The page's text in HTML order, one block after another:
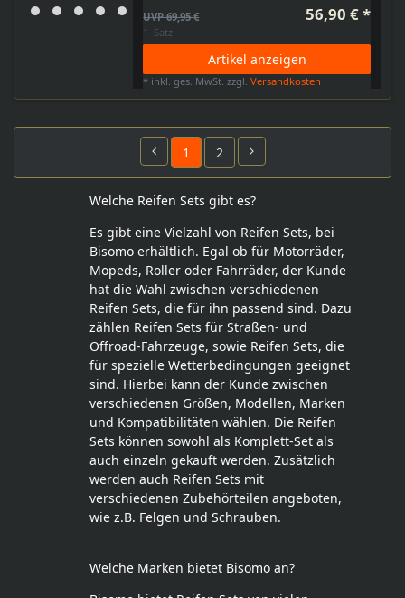
UVP 69,95 € 56,90 € *
1 Satz
Artikel anzeigen
* inkl. ges. MwSt. zzgl.Versandkosten
1 2
Welche Reifen Sets gibt es?
Es gibt eine Vielzahl von Reifen Sets, bei
Bisomo erhältlich. Egal ob für Motorräder,
Mopeds, Roller oder Fahrräder, der Kunde
hat die Wahl zwischen verschiedenen
Reifen Sets, die für ihn passend sind. Dazu
zählen Reifen Sets für Straßen- und
Offroad-Fahrzeuge, sowie Reifen Sets, die
für spezielle Wetterbedingungen geeignet
sind. Hierbei kann der Kunde zwischen
verschiedenen Größen, Modellen, Marken
und Kompatibilitäten wählen. Die Reifen
Sets können sowohl als Komplett-Set als
auch einzeln gekauft werden. Zusätzlich
werden auch Reifen Sets mit
verschiedenen Zubehörteilen angeboten,
wie z.B. Felgen und Schrauben.
Welche Marken bietet Bisomo an?